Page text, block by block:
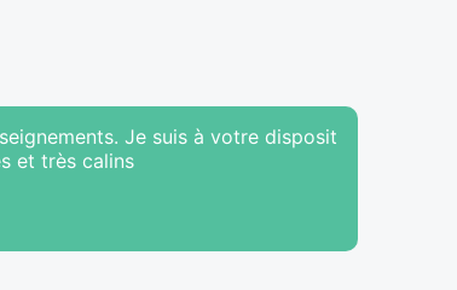
Je suis à votre disposit
et très calins